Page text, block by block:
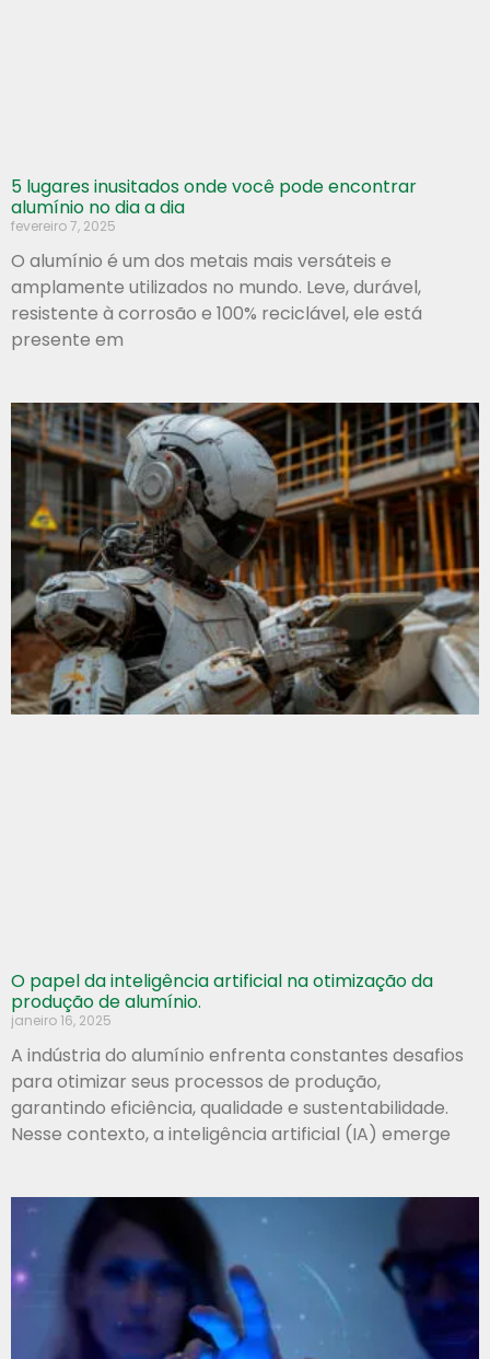
5 lugares inusitados onde você pode encontrar
alumínio no dia a dia
fevereiro 7, 2025
O alumínio é um dos metais mais versáteis e
amplamente utilizados no mundo. Leve, durável,
resistente à corrosão e 100% reciclável, ele está
presente em
O papel da inteligência artificial na otimização da
produção de alumínio.
janeiro 16, 2025
A indústria do alumínio enfrenta constantes desafios
para otimizar seus processos de produção,
garantindo eficiência, qualidade e sustentabilidade.
Nesse contexto, a inteligência artificial (IA) emerge